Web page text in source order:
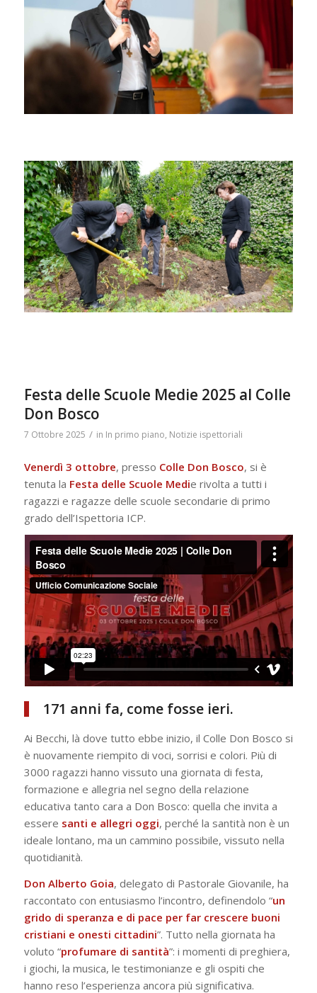
Festa delle Scuole Medie 2025 al Colle
Don Bosco
7 Ottobre 2025 / in In primo piano, Notizie ispettoriali
Venerdì 3 ottobre, presso Colle Don Bosco, si è
tenuta la Festa delle Scuole Medie rivolta a tutti i
ragazzi e ragazze delle scuole secondarie di primo
grado dell’Ispettoria ICP.
171 anni fa, come fosse ieri.
Ai Becchi, là dove tutto ebbe inizio, il Colle Don Bosco si
è nuovamente riempito di voci, sorrisi e colori. Più di
3000 ragazzi hanno vissuto una giornata di festa,
formazione e allegria nel segno della relazione
educativa tanto cara a Don Bosco: quella che invita a
essere santi e allegri oggi, perché la santità non è un
ideale lontano, ma un cammino possibile, vissuto nella
quotidianità.
Don Alberto Goia, delegato di Pastorale Giovanile, ha
raccontato con entusiasmo l’incontro, definendolo “un
grido di speranza e di pace per far crescere buoni
cristiani e onesti cittadini”. Tutto nella giornata ha
voluto “profumare di santità”: i momenti di preghiera,
i giochi, la musica, le testimonianze e gli ospiti che
hanno reso l’esperienza ancora più significativa.